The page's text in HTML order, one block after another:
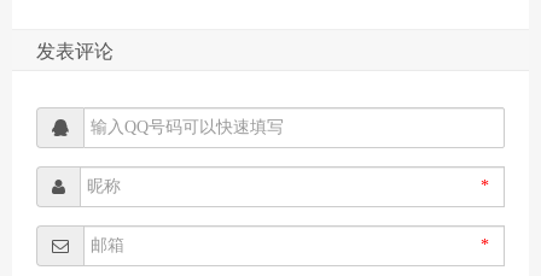
发表评论
*
*